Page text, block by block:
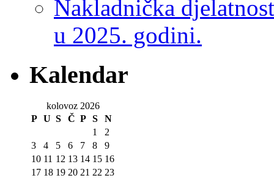
Nakladnička
u 2025. godini.
Kalendar
kolovoz 2026
P U S Č P S N
1
2
3
4 5 6 7 8
9
10 11 12 13 14 15 16
17 18 19 20 21 22 23